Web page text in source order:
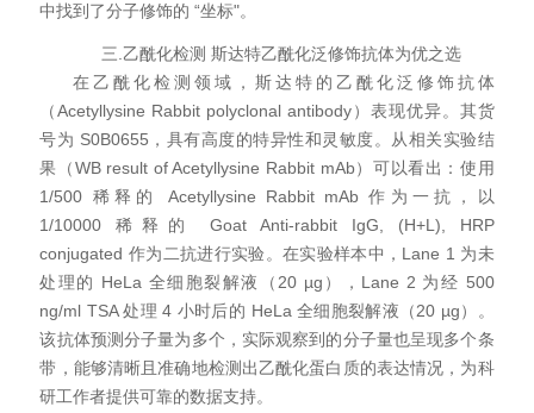
中找到了分子修饰的 “坐标"。
三.乙酰化检测 斯达特乙酰化泛修饰抗体为优之选
在乙酰化检测领域，斯达特的乙酰化泛修饰抗体
（Acetyllysine Rabbit polyclonal antibody）表现优异。其货
号为 S0B0655，具有高度的特异性和灵敏度。从相关实验结
果（WB result of Acetyllysine Rabbit mAb）可以看出：使用
1/500 稀释的 Acetyllysine Rabbit mAb 作为一抗，以
1/10000 稀释的 Goat Anti-rabbit IgG, (H+L), HRP
conjugated 作为二抗进行实验。在实验样本中，Lane 1 为未
处理的 HeLa 全细胞裂解液（20 µg），Lane 2 为经 500
ng/ml TSA 处理 4 小时后的 HeLa 全细胞裂解液（20 µg）。
该抗体预测分子量为多个，实际观察到的分子量也呈现多个条
带，能够清晰且准确地检测出乙酰化蛋白质的表达情况，为科
研工作者提供可靠的数据支持。